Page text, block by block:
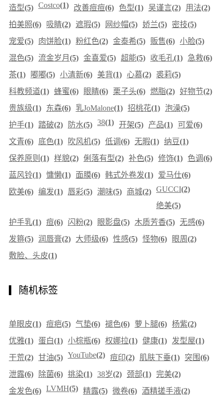
造型(5) Costco(1) 改善痘痘(6) 色型(1) 吴谨言(2) 用法(2)
拍美照(6) 吸睛(2) 遮瑕(5) 网纱帽(5) 娇兰(5) 密技(5)
宠爱(5) 肉饼脸(1) 粉红色(2) 金泰希(5) 贩售(6) 小脸(5)
混色(5) 流金岁月 (5) 金喜爱(5) 超能(5) 收毛孔(1) 急救(6)
茶(1) 嘟嘟(5) 小清新(6) 美背(1) 心慕(2) 裘莉(5)
科教频道(1) 蜂蜜(6) 眼睛(6) 栗子头(6) 燃脂(2) 好物节(2)
贵族级(1) 东森(6) 乳JoMalone(1) 招桃花(1) 泡澡(5)
护手(1) 踏破(2) 防水(5) 38(1) 开架(5) 产品(1) 可爱(6)
文青(6) 底色(1) 吹风机(5) 低调(6) 无暇(1) 纳豆(1)
保养原则 (1) 样貌(2) 俐落有型(2) 补色(5) 修饰(1) 色调(6)
蓝风铃(1) 慵懒(1) 面膜(6) 韩式外卷发(1) 爱马仕(6)
欧美(6) 编发(1) 唇彩(5) 潮味(5) 商城(2) GUCCI(2)
绝美(5)
护手乳(1) 痘(6) 闪粉(2) 眼影盘(5) 木质芳香(5) 无感(6)
发箍(5) 润唇膏(2) 大师级(6) 性感(5) 怪物(6) 眼周 (2)
敷脸、头皮(1)
随机标签
单眼皮(1) 痘疤(5) 气垫(6) 褪色(6) 萝卜腿(6) 杨紫(2)
优雅(1) 蛋白(1) 小棕瓶(6) 权娜拉(1) 健康(1) 发型屋(1)
干荒(2) 甘油(5) YouTube(2) 痘印(2) 肌肤下垂(1) 突围(6)
泄露(6) 除菌(6) 挑染(1) 38岁(2) 颈部(1) 完美(2)
金发色(6) LVMH(5) 精露(5) 微卷(6) 酒精搓手液(2)